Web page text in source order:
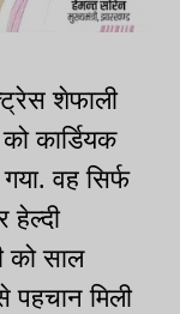
शेफाली
कार्डियक
वह सिर्फ
हेल्दी
को साल
पहचान मिली